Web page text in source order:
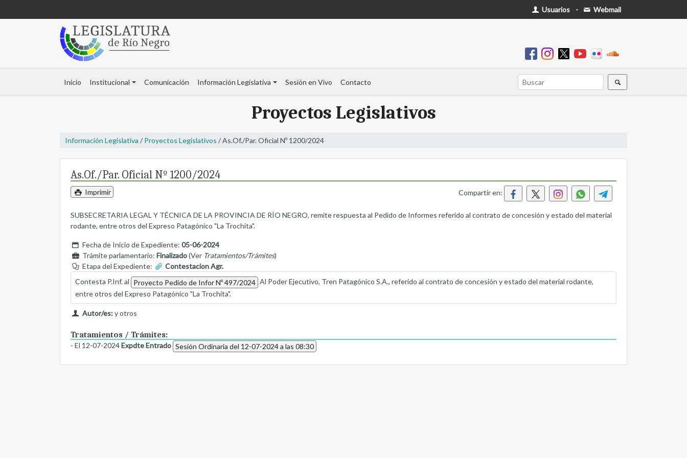
Usuarios - Webmail
Inicio Institucional Comunicación Información Legislativa Sesión en Vivo Contacto
Proyectos Legislativos
Información Legislativa / Proyectos Legislativos / As.Of./Par. Oficial Nº 1200/2024
As.Of./Par. Oficial Nº 1200/2024
Imprimir Compartir en:
SUBSECRETARIA LEGAL Y TÉCNICA DE LA PROVINCIA DE RÍO NEGRO, remite respuesta al Pedido de Informes referido al contrato de concesión y estado del material
rodante, entre otros del Expreso Patagónico "La Trochita".
Fecha de Inicio de Expediente: 05-06-2024
Trámite parlamentario: Finalizado(Ver Tratamientos/Trámites)
Etapa del Expediente:
Contestacion Agr.
Contesta P.Inf. al Proyecto Pedido de Infor Nº 497/2024 Al Poder Ejecutivo, Tren Patagónico S.A., referido al contrato de concesión y estado del material rodante,
entre otros del Expreso Patagónico "La Trochita".
Autor/es:y otros
Tratamientos / Trámites:
- El 12-07-2024Expdte Entrado Sesión Ordinaria del 12-07-2024 a las 08:30